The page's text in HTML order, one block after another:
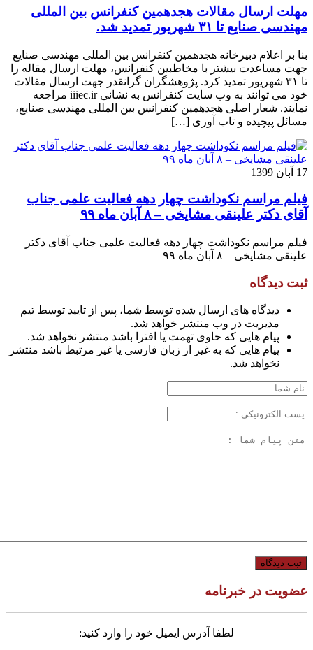
مهلت ارسال مقالات هجدهمین کنفرانس بین المللی
مهندسی صنایع تا ۳۱ شهریور تمدید شد.
بنا بر اعلام دبیرخانه هجدهمین کنفرانس بین المللی مهندسی صنایع
جهت مساعدت بیشتر با مخاطبین کنفرانس، مهلت ارسال مقاله را
تا ۳۱ شهریور تمدید کرد. پژوهشگران گرانقدر جهت ارسال مقالات
خود می توانند به وب سایت کنفرانس به نشانی iiiec.ir مراجعه
نمایند. شعار اصلی هجدهمین کنفرانس بین المللی مهندسی صنایع،
مسائل پیچیده و تاب آوری […]
17 آبان 1399
فیلم مراسم نکوداشت چهار دهه فعالیت علمی جناب
آقای دکتر علینقی مشایخی – ۸ آبان ماه ۹۹
فیلم مراسم نکوداشت چهار دهه فعالیت علمی جناب آقای دکتر
علینقی مشایخی – ۸ آبان ماه ۹۹
ثبت دیدگاه
دیدگاه های ارسال شده توسط شما، پس از تایید توسط تیم
مدیریت در وب منتشر خواهد شد.
پیام هایی که حاوی تهمت یا افترا باشد منتشر نخواهد شد.
پیام هایی که به غیر از زبان فارسی یا غیر مرتبط باشد منتشر
نخواهد شد.
عضویت در خبرنامه
لطفا آدرس ایمیل خود را وارد کنید: